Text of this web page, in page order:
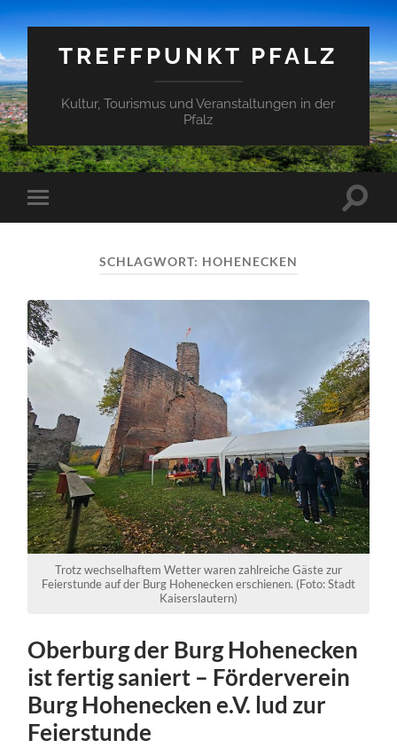
TREFFPUNKT PFALZ
Kultur, Tourismus und Veranstaltungen in der
Pfalz
Mobile-
Menü
SCHLAGWORT: HOHENECKEN
Trotz wechselhaftem Wetter waren zahlreiche Gäste zur
Feierstunde auf der Burg Hohenecken erschienen. (Foto: Stadt
Kaiserslautern)
Oberburg der Burg Hohenecken
ist fertig saniert – Förderverein
Burg Hohenecken e.V. lud zur
Feierstunde